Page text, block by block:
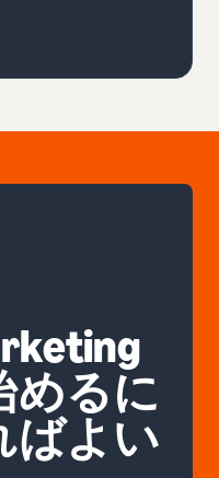
めるに
ばよい